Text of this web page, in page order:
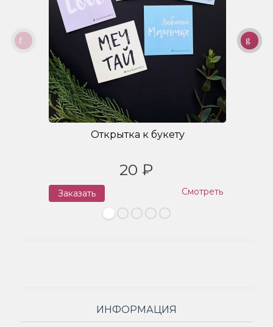
Открытка к букету
20 ₽
Заказать Смотреть
ИНФОРМАЦИЯ